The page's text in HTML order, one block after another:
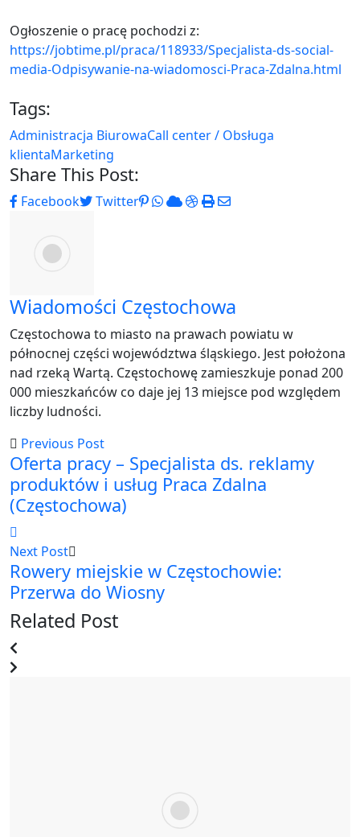
Ogłoszenie o pracę pochodzi z:
https://jobtime.pl/praca/118933/Specjalista-ds-social-
media-Odpisywanie-na-wiadomosci-Praca-Zdalna.html
Tags:
Administracja BiurowaCall center / Obsługa
klientaMarketing
Share This Post:
Facebook Twitter Pinterest
Whatsapp
CloudStumbleUpon
PrintShare
Wiadomości Częstochowa
Częstochowa to miasto na prawach powiatu w
północnej części województwa śląskiego. Jest położona
nad rzeką Wartą. Częstochowę zamieszkuje ponad 200
000 mieszkańców co daje jej 13 miejsce pod względem
liczby ludności.
Previous Post
Oferta pracy – Specjalista ds. reklamy
produktów i usług Praca Zdalna
(Częstochowa)
Next Post
Rowery miejskie w Częstochowie:
Przerwa do Wiosny
Related Post